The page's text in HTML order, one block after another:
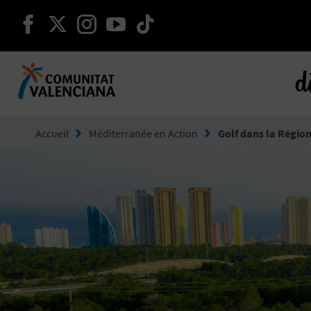
continuer sur facebook
continuer sur twitter
continuer sur instagram
continuer sur youtube
Accueil Méditerranée en Action Golf dans la